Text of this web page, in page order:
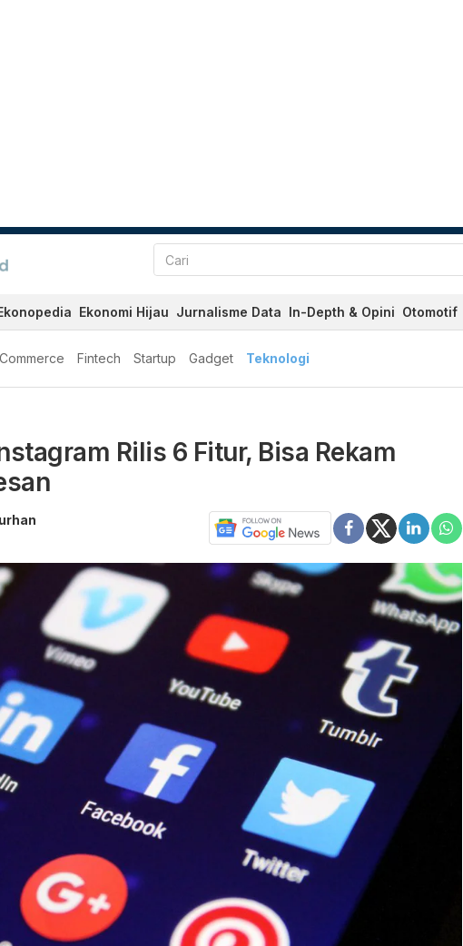
Ekonomi Hijau Jurnalisme Data In-Depth & Opini Otomotif
Fintech Startup Gadget Teknologi
Rilis 6 Fitur, Bisa Rekam